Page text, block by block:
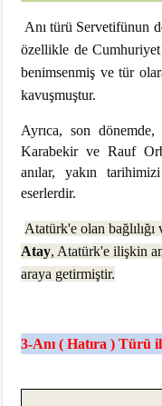
Anı türü Servetifünun
özellikle de Cumhuriyet
benimsenmiş ve tür
kavuşmuştur.
Ayrıca, son
Karabekir ve Rauf
anılar, yakın
eserlerdir.
Atatürk'e olan bağlılığı
Atay, Atatürk'e ilişkin
araya getirmiştir.
3-Anı ( Hatıra ) Türü